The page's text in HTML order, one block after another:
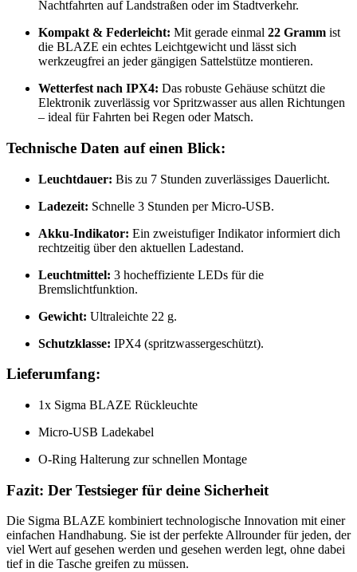
Nachtfahrten auf Landstraßen oder im Stadtverkehr.
Kompakt & Federleicht: Mit gerade einmal 22 Gramm ist
die BLAZE ein echtes Leichtgewicht und lässt sich
werkzeugfrei an jeder gängigen Sattelstütze montieren.
Wetterfest nach IPX4: Das robuste Gehäuse schützt die
Elektronik zuverlässig vor Spritzwasser aus allen Richtungen
– ideal für Fahrten bei Regen oder Matsch.
Technische Daten auf einen Blick:
Leuchtdauer: Bis zu 7 Stunden zuverlässiges Dauerlicht.
Ladezeit: Schnelle 3 Stunden per Micro-USB.
Akku-Indikator: Ein zweistufiger Indikator informiert dich
rechtzeitig über den aktuellen Ladestand.
Leuchtmittel: 3 hocheffiziente LEDs für die
Bremslichtfunktion.
Gewicht: Ultraleichte 22 g.
Schutzklasse: IPX4 (spritzwassergeschützt).
Lieferumfang:
1x Sigma BLAZE Rückleuchte
Micro-USB Ladekabel
O-Ring Halterung zur schnellen Montage
Fazit: Der Testsieger für deine Sicherheit
Die Sigma BLAZE kombiniert technologische Innovation mit einer
einfachen Handhabung. Sie ist der perfekte Allrounder für jeden, der
viel Wert auf gesehen werden und gesehen werden legt, ohne dabei
tief in die Tasche greifen zu müssen.